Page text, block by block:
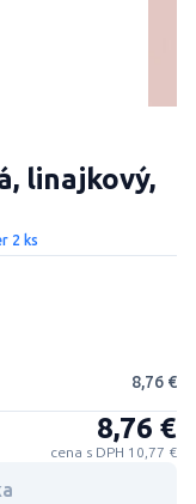
2 ks
linajkový,
8,76 €
8,76 €
cena s DPH 10,77 €